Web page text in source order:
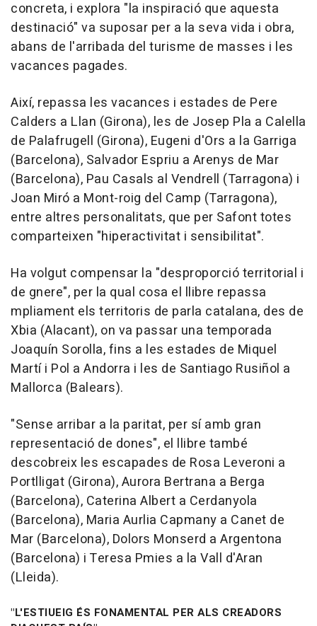
concreta, i explora "la inspiració que aquesta
destinació" va suposar per a la seva vida i obra,
abans de l'arribada del turisme de masses i les
vacances pagades.
Així, repassa les vacances i estades de Pere
Calders a Llan (Girona), les de Josep Pla a Calella
de Palafrugell (Girona), Eugeni d'Ors a la Garriga
(Barcelona), Salvador Espriu a Arenys de Mar
(Barcelona), Pau Casals al Vendrell (Tarragona) i
Joan Miró a Mont-roig del Camp (Tarragona),
entre altres personalitats, que per Safont totes
comparteixen "hiperactivitat i sensibilitat".
Ha volgut compensar la "desproporció territorial i
de gnere", per la qual cosa el llibre repassa
mpliament els territoris de parla catalana, des de
Xbia (Alacant), on va passar una temporada
Joaquín Sorolla, fins a les estades de Miquel
Martí i Pol a Andorra i les de Santiago Rusiñol a
Mallorca (Balears).
"Sense arribar a la paritat, per sí amb gran
representació de dones", el llibre també
descobreix les escapades de Rosa Leveroni a
Portlligat (Girona), Aurora Bertrana a Berga
(Barcelona), Caterina Albert a Cerdanyola
(Barcelona), Maria Aurlia Capmany a Canet de
Mar (Barcelona), Dolors Monserd a Argentona
(Barcelona) i Teresa Pmies a la Vall d'Aran
(Lleida).
"L'ESTIUEIG ÉS FONAMENTAL PER ALS CREADORS